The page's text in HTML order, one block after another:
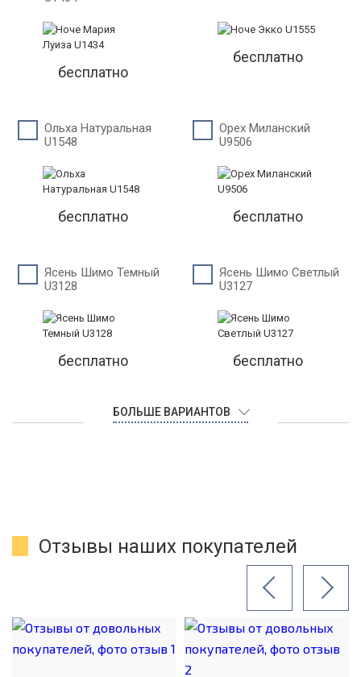
бесплатно
бесплатно
Ольха Натуральная
U1548
бесплатно
Орех Миланский
U9506
бесплатно
Ясень Шимо Темный
U3128
бесплатно
Ясень Шимо Светлый
U3127
бесплатно
БОЛЬШЕ ВАРИАНТОВ
Отзывы наших покупателей